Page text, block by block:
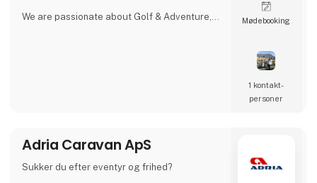
We are passionate about Golf & Adventure,
Møde­booking
1 kontakt­
personer
Adria Caravan ApS
Sukker du efter eventyr og frihed?